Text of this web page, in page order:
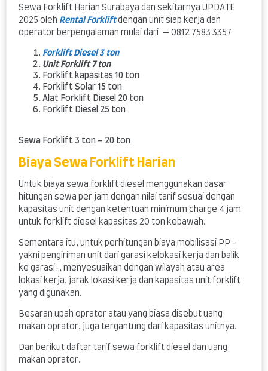
Sewa Forklift Harian Surabaya dan sekitarnya UPDATE
2025 oleh Rental Forkliftdengan unit siap kerja dan
operator berpengalaman mulai dari — 0812 7583 3357
Forklift Diesel 3 ton
Unit Forklift 7 ton
Forklift kapasitas 10 ton
Forklift Solar 15 ton
Alat Forklift Diesel 20 ton
Forklift Diesel 25 ton
Sewa Forklift 3 ton – 20 ton
Biaya Sewa Forklift Harian
Untuk biaya sewa forklift diesel menggunakan dasar
hitungan sewa per jam dengan nilai tarif sesuai dengan
kapasitas unit dengan ketentuan minimum charge 4 jam
untuk forklift diesel kapasitas 20 ton kebawah.
Sementara itu, untuk perhitungan biaya mobilisasi PP -
yakni pengiriman unit dari garasi kelokasi kerja dan balik
ke garasi-, menyesuaikan dengan wilayah atau area
lokasi kerja, jarak lokasi kerja dan kapasitas unit forklift
yang digunakan.
Besaran upah oprator atau yang biasa disebut uang
makan oprator, juga tergantung dari kapasitas unitnya.
Dan berikut daftar tarif sewa forklift diesel dan uang
makan oprator.